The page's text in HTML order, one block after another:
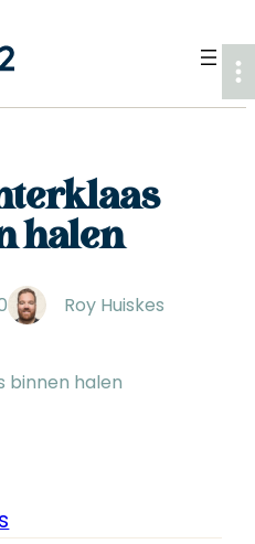
halen
Roy Huiskes
binnen halen